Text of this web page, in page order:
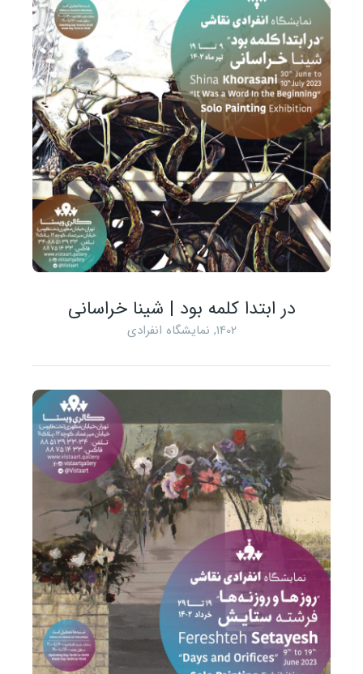
در ابتدا کلمه بود | شینا خراسانی
1402
, نمایشگاه انفرادی